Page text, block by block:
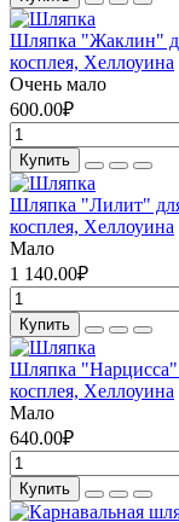
Шляпка "Жаклин"
косплея, Хеллоуина
Очень мало
600.00₽
Купить
Шляпка "Лилит" для
косплея, Хеллоуина
Мало
1 140.00₽
Купить
Шляпка "Нарцисса"
косплея, Хеллоуина
Мало
640.00₽
Купить